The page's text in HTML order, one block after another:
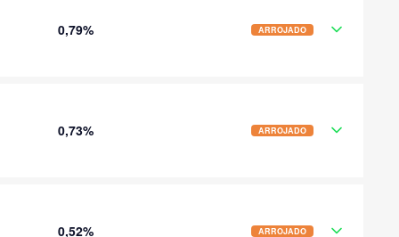
0,79% ARROJADO
0,73% ARROJADO
0,52% ARROJADO